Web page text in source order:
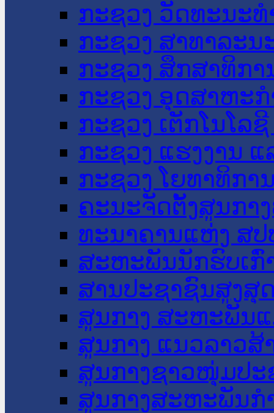
ກະຊວງ ວັດທະນະ
ກະຊວງ ສາທາລະນ
ກະຊວງ ສຶກສາທິກາ
ກະຊວງ ອຸດສາຫະ
ກະຊວງ ເຕັກໂນໂລ
ກະຊວງ ແຮງງານ
ກະຊວງ ໂຍທາທິກາ
ຄະນະຈັດຕັ້ງສູນກາ
ທະນາຄານແຫ່ງ ສປ
ສະຫະພັນນັກຮົບເກົ່
ສານປະຊາຊົນສູງສຸ
ສູນກາງ ສະຫະພັນ
ສູນກາງ ແນວລາວສ້
ສູນກາງຊາວໜຸ່ມປະ
ສູນກາງສະຫະພັນກ